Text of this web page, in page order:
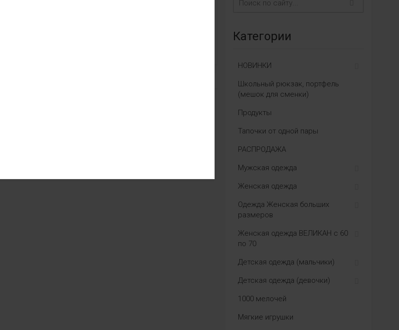
Категории
НОВИНКИ
Школьный рюкзак, портфель
(мешок для сменки)
Продукты
Тапочки от одной пары
РАСПРОДАЖА
Мужская одежда
Женская одежда
Одежда Женская больших
размеров
Женская одежда ВЕЛИКАН с 60
по 70
Детская одежда (мальчики)
Детская одежда (девочки)
1000 мелочей
Мягкие игрушки